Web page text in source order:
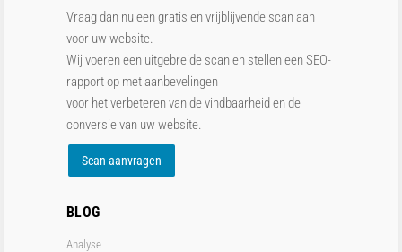
Vraag dan nu een gratis en vrijblijvende scan aan
voor uw website.
Wij voeren een uitgebreide scan en stellen een SEO-
rapport op met aanbevelingen
voor het verbeteren van de vindbaarheid en de
conversie van uw website.
Scan aanvragen
BLOG
Analyse